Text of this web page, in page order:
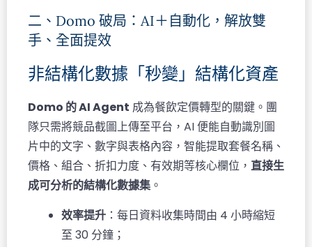
二、Domo 破局：AI＋自動化，解放雙
手、全面提效
非結構化數據「秒變」結構化資產
Domo 的 AI Agent 成為餐飲定價轉型的關鍵。團
隊只需將競品截圖上傳至平台，AI 便能自動識別圖
片中的文字、數字與表格內容，智能提取套餐名稱、
價格、組合、折扣力度、有效期等核心欄位， 直接生
成可分析的結構化數據集。
效率提升 ：每日資料收集時間由 4 小時縮短
至 30 分鐘；